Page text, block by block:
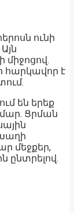
ունի
հարկավոր է
են երեք
Ցրման
մեջքեր,
ընտրելով.